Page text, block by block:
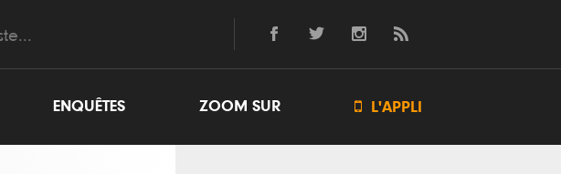
ENQUÊTES ZOOM SUR  L'APPLI